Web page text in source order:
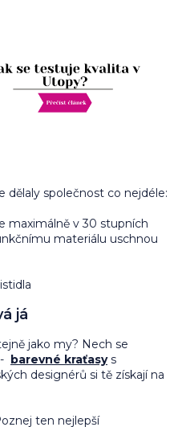
dělaly společnost co nejdéle:
maximálně v 30 stupních
materiálu uschnou
já
jako my? Nech se
barevné kraťasys
designérů si tě získají na
ten nejlepší